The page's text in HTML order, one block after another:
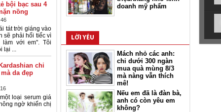
bội bạc sau 4
nồng
tát trời giáng vào
sẽ phải hối tiếc vì
với em". Tôi
...
chi
da đẹp
loại serum giá
ngờ khiến chị
doanh mỹ phẩm
LỜI YÊU
Mách nhỏ các anh:
chi dưới 300 ngàn
mua quà mùng 8/3
mà nàng vẫn thích
mê!
Nếu em đã là đàn bà,
anh có còn yêu em
không?